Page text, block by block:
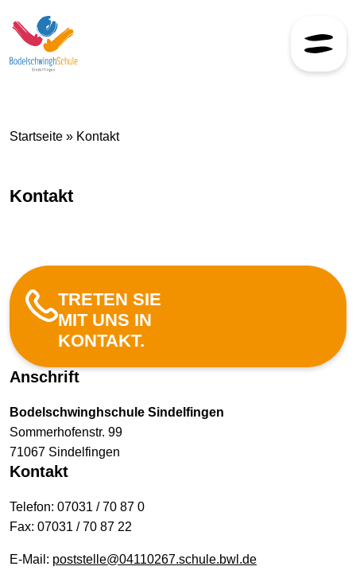
Startseite » Kontakt
Kontakt
TRETEN SIE
MIT UNS IN
KONTAKT.
Anschrift
Bodelschwinghschule Sindelfingen
Sommerhofenstr. 99
71067 Sindelfingen
Kontakt
Telefon: 07031 / 70 87 0
Fax: 07031 / 70 87 22
E-Mail: poststelle@04110267.schule.bwl.de